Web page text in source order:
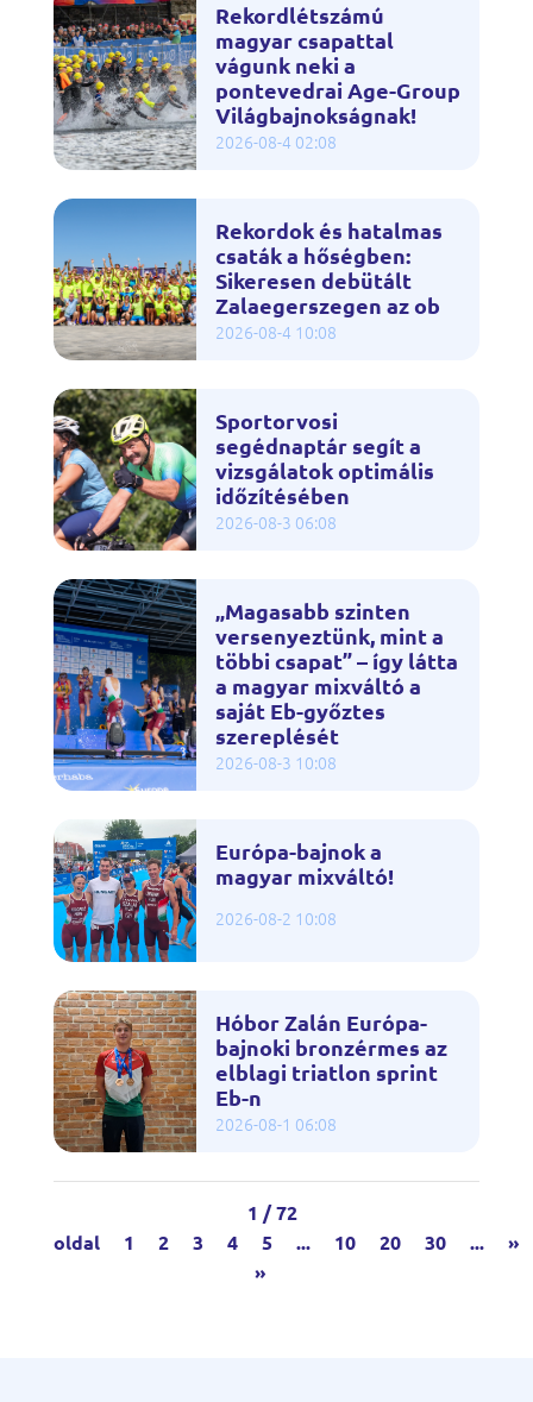
Rekordlétszámú
magyar csapattal
vágunk neki a
pontevedrai Age-Group
Világbajnokságnak!
2026-08-4 02:08
Rekordok és hatalmas
csaták a hőségben:
Sikeresen debütált
Zalaegerszegen az ob
2026-08-4 10:08
Sportorvosi
segédnaptár segít a
vizsgálatok optimális
időzítésében
2026-08-3 06:08
„Magasabb szinten
versenyeztünk, mint a
többi csapat” – így látta
a magyar mixváltó a
saját Eb-győztes
szereplését
2026-08-3 10:08
Európa-bajnok a
magyar mixváltó!
2026-08-2 10:08
Hóbor Zalán Európa-
bajnoki bronzérmes az
elblagi triatlon sprint
Eb-n
2026-08-1 06:08
1 / 72
oldal
1 2 3 4 5 ... 10 20 30 ...
»
»